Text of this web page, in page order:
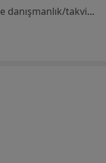
Bu uzman ilgili adres için online danışmanlık/takvim sunmuyor.